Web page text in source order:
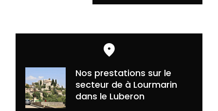
Nos prestations sur le
secteur de à Lourmarin
dans le Luberon